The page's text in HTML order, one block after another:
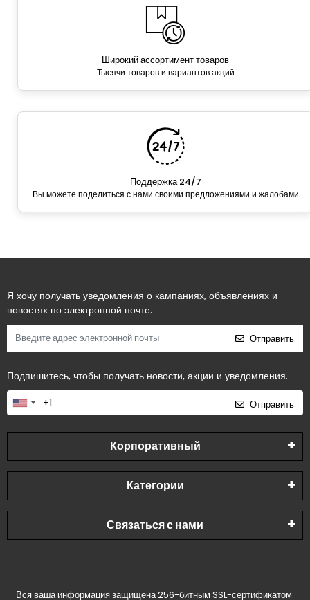
Широкий ассортимент товаров
Тысячи товаров и вариантов акций
Поддержка 24/7
Вы можете поделиться с нами своими предложениями и жалобами
Я хочу получать уведомления о кампаниях, объявлениях и
новостях по электронной почте.
Отправить
Подпишитесь, чтобы получать новости, акции и уведомления.
Отправить
Корпоративный
Категории
Связаться с нами
Вся ваша информация защищена 256-битным SSL-сертификатом.